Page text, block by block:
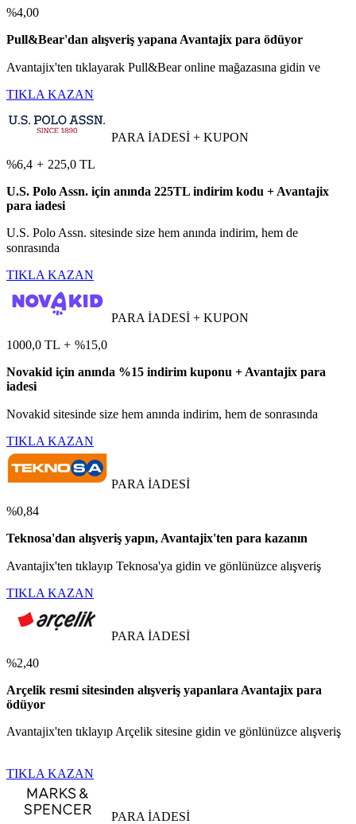
%4,00
Pull&Bear'dan alışveriş yapana Avantajix para ödüyor
Avantajix'ten tıklayarak Pull&Bear online mağazasına gidin ve
TIKLA KAZAN
PARA İADESİ + KUPON
%6,4 + 225,0 TL
U.S. Polo Assn. için anında 225TL indirim kodu + Avantajix
para iadesi
U.S. Polo Assn. sitesinde size hem anında indirim, hem de
sonrasında
TIKLA KAZAN
PARA İADESİ + KUPON
1000,0 TL + %15,0
Novakid için anında %15 indirim kuponu + Avantajix para
iadesi
Novakid sitesinde size hem anında indirim, hem de sonrasında
TIKLA KAZAN
PARA İADESİ
%0,84
Teknosa'dan alışveriş yapın, Avantajix'ten para kazanın
Avantajix'ten tıklayıp Teknosa'ya gidin ve gönlünüzce alışveriş
TIKLA KAZAN
PARA İADESİ
%2,40
Arçelik resmi sitesinden alışveriş yapanlara Avantajix para
ödüyor
Avantajix'ten tıklayıp Arçelik sitesine gidin ve gönlünüzce alışveriş
TIKLA KAZAN
PARA İADESİ